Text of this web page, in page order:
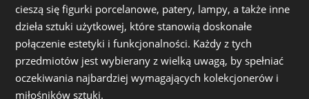
cieszą się figurki porcelanowe, patery, lampy, a także inne
dzieła sztuki użytkowej, które stanowią doskonałe
połączenie estetyki i funkcjonalności. Każdy z tych
przedmiotów jest wybierany z wielką uwagą, by spełniać
oczekiwania najbardziej wymagających kolekcjonerów i
miłośników sztuki.